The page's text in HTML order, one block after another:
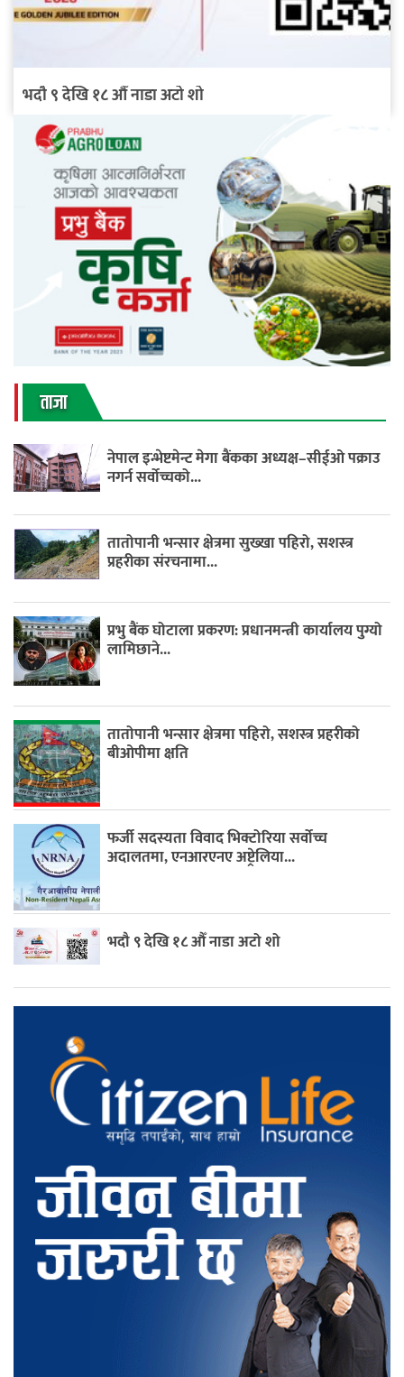
भदौ ९ देखि १८ औँ नाडा अटो शो
ताजा
नेपाल इन्भेष्टमेन्ट मेगा बैंकका अध्यक्ष–सीईओ पक्राउ
नगर्न सर्वोच्चको...
तातोपानी भन्सार क्षेत्रमा सुख्खा पहिरो, सशस्त्र
प्रहरीका संरचनामा...
प्रभु बैंक घोटाला प्रकरण: प्रधानमन्त्री कार्यालय पुग्यो
लामिछाने...
तातोपानी भन्सार क्षेत्रमा पहिरो, सशस्त्र प्रहरीको
बीओपीमा क्षति
फर्जी सदस्यता विवाद भिक्टोरिया सर्वोच्च
अदालतमा, एनआरएनए अष्ट्रेलिया...
भदौ ९ देखि १८ औँ नाडा अटो शो